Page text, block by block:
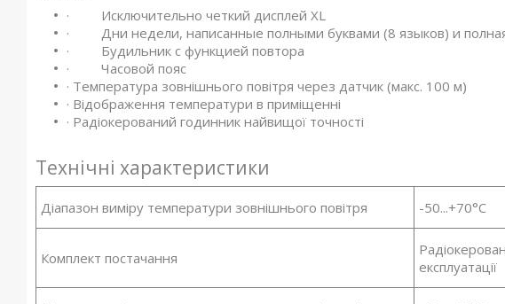
· Исключительно четкий дисплей XL
· Дни недели, написанные полными буквами (8 языков) и
· Будильник с функцией повтора
· Часовой пояс
· Температура зовнішнього повітря через датчик (макс. 100 м)
· Відображення температури в приміщенні
· Радіокерований годинник найвищої точності
Технічні характеристики
Діапазон виміру температури зовнішнього повітря -50...+70°С
Комплект постачання
експлуатації